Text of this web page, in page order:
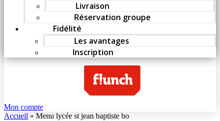
Livraison
Réservation groupe
Fidélité
Les avantages
Inscription
Mon compte
Accueil » Menu lycée st jean baptiste bo